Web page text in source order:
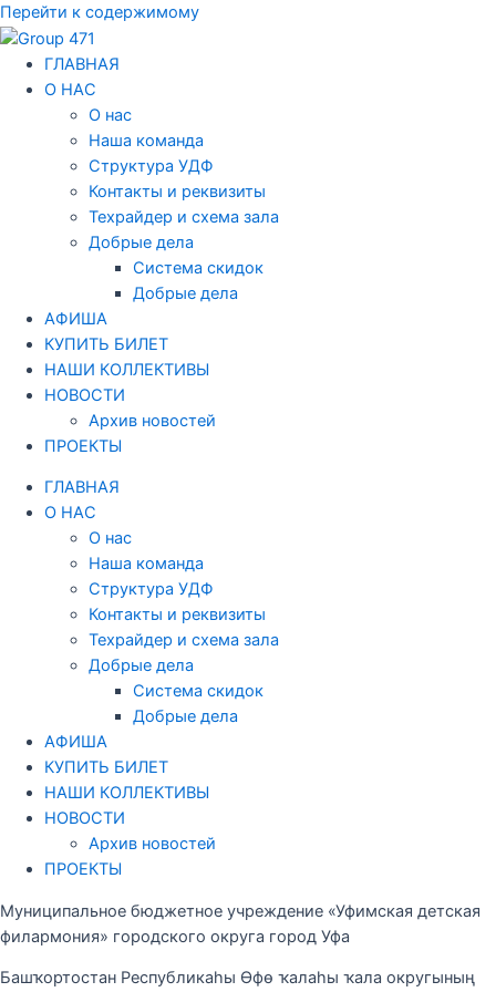
Перейти к содержимому
ГЛАВНАЯ
О НАС
О нас
Наша команда
Структура УДФ
Контакты и реквизиты
Техрайдер и схема зала
Добрые дела
Система скидок
Добрые дела
АФИША
КУПИТЬ БИЛЕТ
НАШИ КОЛЛЕКТИВЫ
НОВОСТИ
Архив новостей
ПРОЕКТЫ
ГЛАВНАЯ
О НАС
О нас
Наша команда
Структура УДФ
Контакты и реквизиты
Техрайдер и схема зала
Добрые дела
Система скидок
Добрые дела
АФИША
КУПИТЬ БИЛЕТ
НАШИ КОЛЛЕКТИВЫ
НОВОСТИ
Архив новостей
ПРОЕКТЫ
Муниципальное бюджетное учреждение «Уфимская детская
филармония» городского округа город Уфа
Башҡортостан Республикаһы Өфө ҡалаһы ҡала округының